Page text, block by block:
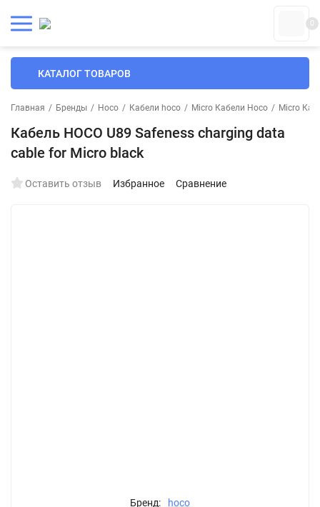
0
КАТАЛОГ ТОВАРОВ
Главная / Бренды / Hoco / Кабели hoco / Micro Кабели Hoco / Micro
Кабель HOCO U89 Safeness charging data
cable for Micro black
Оставить отзыв Избранное Сравнение
Бренд: hoco